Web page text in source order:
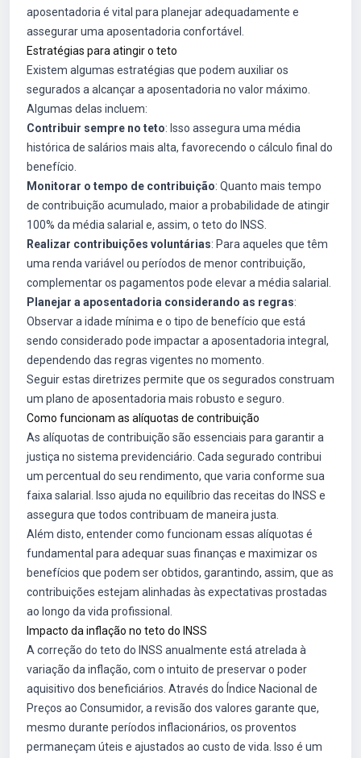
aposentadoria é vital para planejar adequadamente e
assegurar uma aposentadoria confortável.
Estratégias para atingir o teto
Existem algumas estratégias que podem auxiliar os
segurados a alcançar a aposentadoria no valor máximo.
Algumas delas incluem:
Contribuir sempre no teto: Isso assegura uma média
histórica de salários mais alta, favorecendo o cálculo final do
benefício.
Monitorar o tempo de contribuição: Quanto mais tempo
de contribuição acumulado, maior a probabilidade de atingir
100% da média salarial e, assim, o teto do INSS.
Realizar contribuições voluntárias: Para aqueles que têm
uma renda variável ou períodos de menor contribuição,
complementar os pagamentos pode elevar a média salarial.
Planejar a aposentadoria considerando as regras:
Observar a idade mínima e o tipo de benefício que está
sendo considerado pode impactar a aposentadoria integral,
dependendo das regras vigentes no momento.
Seguir estas diretrizes permite que os segurados construam
um plano de aposentadoria mais robusto e seguro.
Como funcionam as alíquotas de contribuição
As alíquotas de contribuição são essenciais para garantir a
justiça no sistema previdenciário. Cada segurado contribui
um percentual do seu rendimento, que varia conforme sua
faixa salarial. Isso ajuda no equilíbrio das receitas do INSS e
assegura que todos contribuam de maneira justa.
Além disto, entender como funcionam essas alíquotas é
fundamental para adequar suas finanças e maximizar os
benefícios que podem ser obtidos, garantindo, assim, que as
contribuições estejam alinhadas às expectativas prostadas
ao longo da vida profissional.
Impacto da inflação no teto do INSS
A correção do teto do INSS anualmente está atrelada à
variação da inflação, com o intuito de preservar o poder
aquisitivo dos beneficiários. Através do Índice Nacional de
Preços ao Consumidor, a revisão dos valores garante que,
mesmo durante períodos inflacionários, os proventos
permaneçam úteis e ajustados ao custo de vida. Isso é um